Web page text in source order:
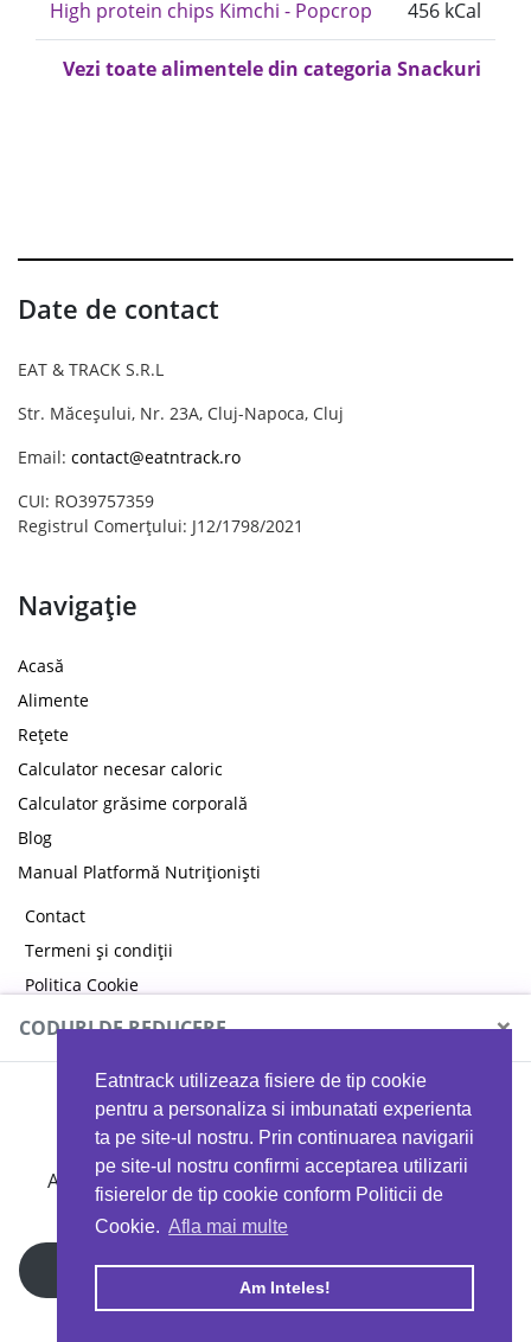
Eatntrack utilizeaza fisiere de tip cookie
pentru a personaliza si imbunatati experienta
ta pe site-ul nostru. Prin continuarea navigarii
pe site-ul nostru confirmi acceptarea utilizarii
fisierelor de tip cookie conform Politicii de
Cookie. Afla mai multe
Am Inteles!
High protein chips Kimchi - Popcrop 456 kCal
Vezi toate alimentele din categoria Snackuri
Date de contact
EAT & TRACK S.R.L
Str. Măceșului, Nr. 23A, Cluj-Napoca, Cluj
Email: contact@eatntrack.ro
CUI: RO39757359
Registrul Comerțului: J12/1798/2021
Navigație
Acasă
Alimente
Rețete
Calculator necesar caloric
Calculator grăsime corporală
Blog
Manual Platformă Nutriționiști
Contact
Termeni și condiții
Politica Cookie
Politica de confidențialitate
Copyright © 2026 EAT & TRACK S.R.L
CODURI DE REDUCERE ×
MYPROTEIN
Ai 40%reducere la orice comandă folosind codul
EATTRACK
Profită acum